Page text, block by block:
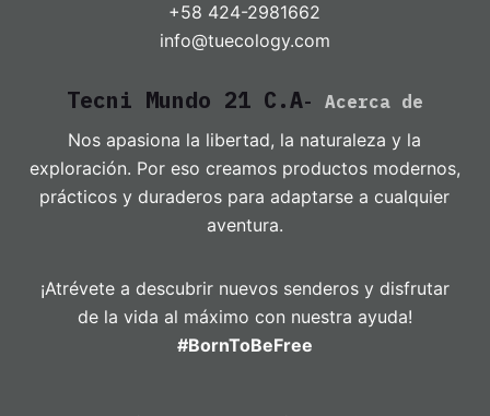
+58 424-2981662
info@tuecology.com
Tecni Mundo 21 C.A- Acerca de
Nos apasiona la libertad, la naturaleza y la
exploración. Por eso creamos productos modernos,
prácticos y duraderos para adaptarse a cualquier
aventura.
¡Atrévete a descubrir nuevos senderos y disfrutar
de la vida al máximo con nuestra ayuda!
#BornToBeFree